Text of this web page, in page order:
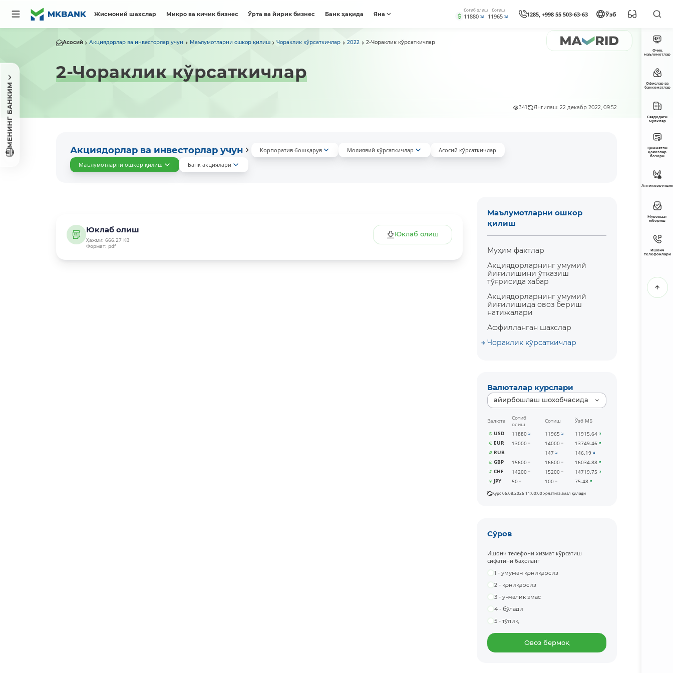
Жисмоний шахслар Микро ва кичик бизнес Ўрта ва йирик бизнес Банк ҳақида Яна
Сотиб олиш
11880
Сотиш
11965 1285, +998 55 503-63-63 Ўзб
МЕНИНГ БАНКИМ
Асосий Акциядорлар ва инвесторлар учун Маълумотларни ошкор қилиш Чораклик кўрсаткичлар 2022 2-Чораклик кўрсаткичлар
2-Чораклик кўрсаткичлар
341 Янгилаш: 22 декабр 2022, 09:52
Акциядорлар ва инвесторлар учун Корпоратив бошқарув Молиявий кўрсаткичлар
Асосий кўрсаткичлар
Маълумотларни ошкор қилиш
Банк акциялари
Юклаб олиш
Ҳажми: 666.27 KB
Формат: pdf
Юклаб олиш
Маълумотларни ошкор
қилиш
Муҳим фактлар
Акциядорларнинг умумий
йиғилишини ўтказиш
тўғрисида хабар
Акциядорларнинг умумий
йиғилишида овоз бериш
натижалари
Аффилланган шахслар
Чораклик кўрсаткичлар
Валюталар курслари
айирбошлаш шохобчасида
Валюта
Сотиб
олиш
Сотиш
Ўзб МБ
USD
11880 11965
11915.64
EUR
13000 14000
13749.46
RUB
147
146.19
GBP
15600 16600
16034.88
CHF
14200 15200
14719.75
JPY
50 100 75.48
Курс 06.08.2026 11:00:00 ҳолатига амал қилади
Сўров
Ишонч телефони хизмат кўрсатиш
сифатини баҳоланг
1 - умуман қониқарсиз
2 - қониқарсиз
3 - унчалик эмас
4 - бўлади
5 - тўлиқ
Овоз бермоқ
Очиқ
маълумотлар
Офислар ва
банкоматлар
Савдодаги
мулклар
Қимматли
қоғозлар
бозори
Антикоррупция
Мурожаат
юбориш
Ишонч
телефонлари